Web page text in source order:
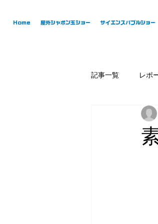
Home 屋外シャボン玉ショー サイエンスバブルショー
記事一覧 レポ